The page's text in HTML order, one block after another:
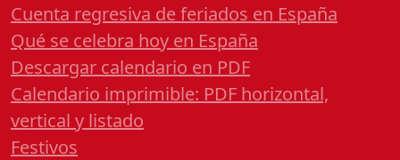
Cuenta regresiva de feriados en España
Qué se celebra hoy en España
Descargar calendario en PDF
Calendario imprimible: PDF horizontal,
vertical y listado
Festivos